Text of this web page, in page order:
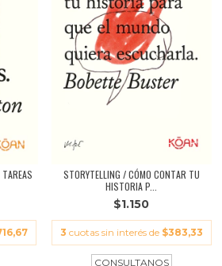
STORYTELLING / CÓMO CONTAR TU
HISTORIA P...
$1.150
3 cuotas sin interés de $383,33